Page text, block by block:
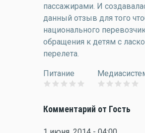
пассажирами. И
данный отзыв для того
национального
обращения к детям с
перелета.
Питание
Комментарий от Гость